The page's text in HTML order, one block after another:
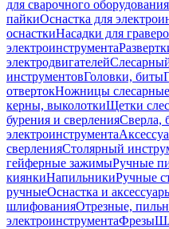
для сварочного оборудования
пайкиОснастка для
оснасткиНасадки для
электроинструмента
электродвигателей
инструментовГоловки, биты
отвертокНожницы слесарные
керны, выколоткиЩетки
бурения и сверленияСверла,
электроинструмента
сверленияСтолярный
гейферные зажимыРучные
киянкиНапильникиРучные
ручныеОснастка и
шлифованияОтрезные,
электроинструментаФрезы